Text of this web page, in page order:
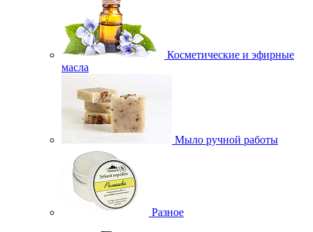
Косметические и эфирные
масла
Мыло ручной работы
Разное